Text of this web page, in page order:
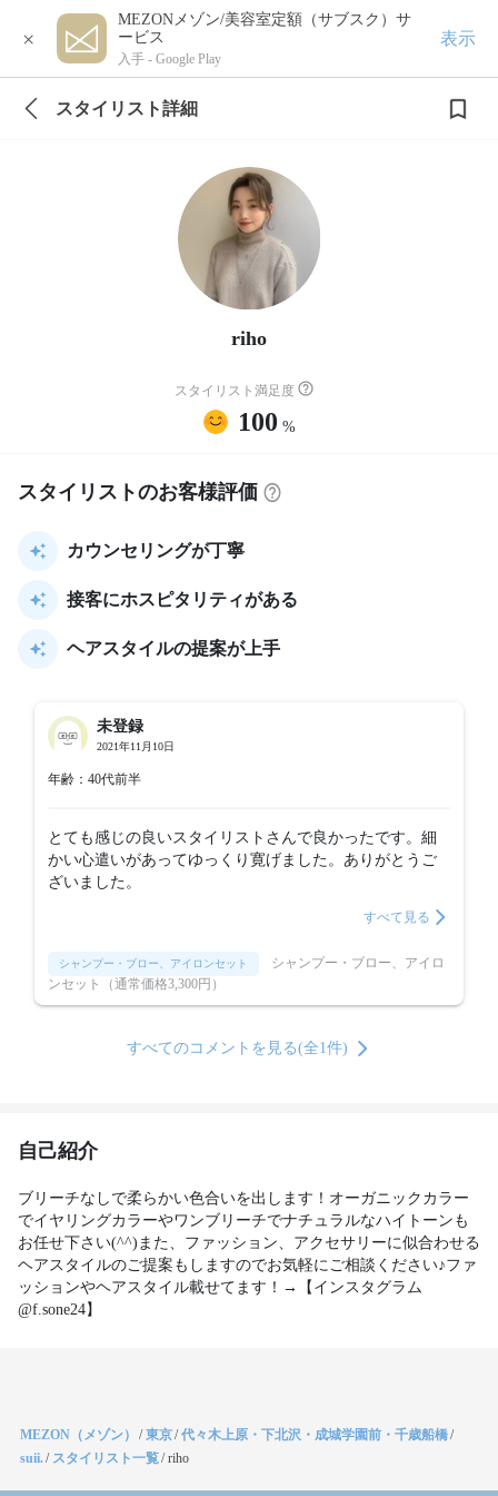
×
MEZONメゾン/美容室定額（サブスク）サ
ービス
入手 - Google Play
表示
スタイリスト詳細
riho
スタイリスト満足度
100 %
スタイリストのお客様評価
カウンセリングが丁寧
接客にホスピタリティがある
ヘアスタイルの提案が上手
未登録
2021年11月10日
年齢：40代前半
とても感じの良いスタイリストさんで良かったです。細
かい心遣いがあってゆっくり寛げました。ありがとうご
ざいました。
すべて見る
シャンプー・ブロー、アイロンセット
ンセット（通常価格3,300円）
すべてのコメントを見る(全1件)
自己紹介
ブリーチなしで柔らかい色合いを出します！オーガニックカラー
でイヤリングカラーやワンブリーチでナチュラルなハイトーンも
お任せ下さい(^^)また、ファッション、アクセサリーに似合わせる
ヘアスタイルのご提案もしますのでお気軽にご相談ください♪ファ
ッションやヘアスタイル載せてます！→【インスタグラム
@f.sone24】
MEZON（メゾン） /東京/代々木上原・下北沢・成城学園前・千歳船橋/
suii./ スタイリスト一覧/riho